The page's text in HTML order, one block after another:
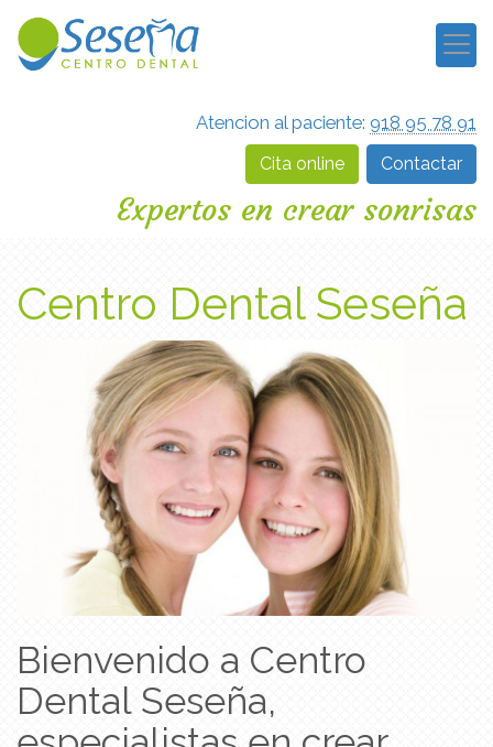
Atencion al paciente: 918 95 78 91
Cita online Contactar
Expertos en crear sonrisas
Centro Dental Seseña
Bienvenido a Centro
Dental Seseña,